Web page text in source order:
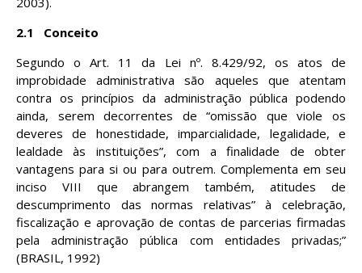
2.1
Conceito
Segundo o Art. 11 da Lei nº. 8.429/92, os atos de
improbidade administrativa são aqueles que atentam
contra os princípios da administração pública podendo
ainda, serem decorrentes de “omissão que viole os
deveres de honestidade, imparcialidade, legalidade, e
lealdade às instituições”, com a finalidade de obter
vantagens para si ou para outrem. Complementa em seu
inciso VIII que abrangem também, atitudes de
descumprimento das normas relativas” à celebração,
fiscalização e aprovação de contas de parcerias firmadas
pela administração pública com entidades privadas;”
(BRASIL, 1992)